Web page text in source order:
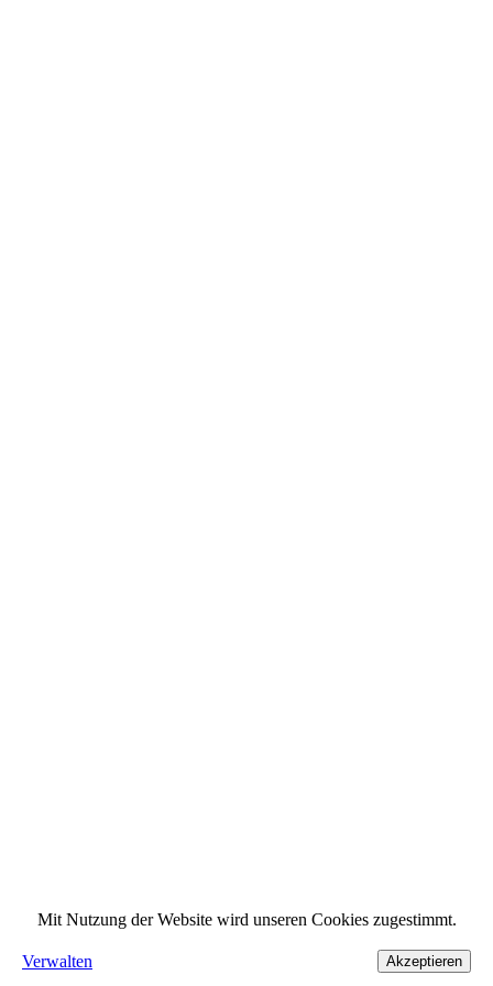
Mit Nutzung der Website wird unseren Cookies zugestimmt.
Verwalten Akzeptieren